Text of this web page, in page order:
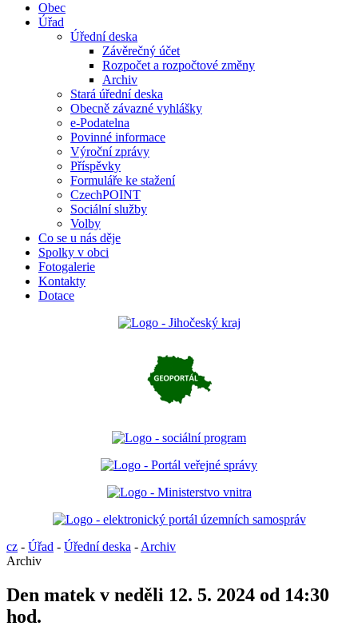
Obec
Úřad
Úřední deska
Závěrečný účet
Rozpočet a rozpočtové změny
Archiv
Stará úřední deska
Obecně závazné vyhlášky
e-Podatelna
Povinné informace
Výroční zprávy
Příspěvky
Formuláře ke stažení
CzechPOINT
Sociální služby
Volby
Co se u nás děje
Spolky v obci
Fotogalerie
Kontakty
Dotace
cz - Úřad - Úřední deska - Archiv
Archiv
Den matek v neděli 12. 5. 2024 od 14:30
hod.